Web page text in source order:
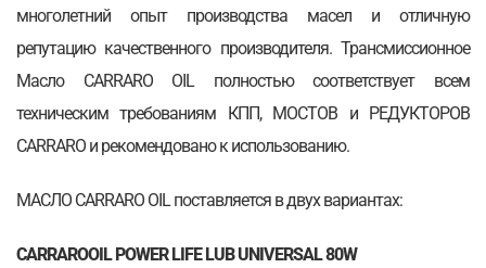
многолетний опыт производства масел и отличную
репутацию качественного производителя. Трансмиссионное
Масло CARRARO OIL полностью соответствует всем
техническим требованиям КПП, МОСТОВ и РЕДУКТОРОВ
CARRARO и рекомендовано к использованию.
МАСЛО CARRARO OIL поставляется в двух вариантах:
CARRAROOIL POWER LIFE LUB UNIVERSAL 80W